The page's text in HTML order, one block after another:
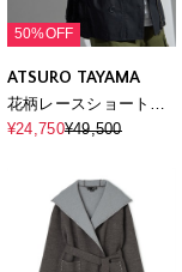
50%OFF
ATSURO TAYAMA
花柄レースショートト
レンチジャケット
¥24,750¥49,500